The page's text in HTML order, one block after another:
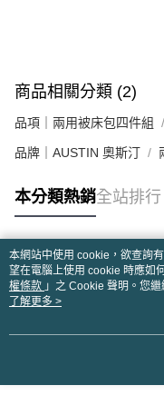
商品相關分類 (2)
品項｜兩用被床包四件組
品牌｜AUSTIN 奧斯汀
本分類熱銷全站排行
熱門標籤
本網站中使用 cookie，欲查詢
望在電腦上使用 cookie 時應如
權條款 」之 Cookie 聲明。您
用條款之 Cookie 聲明使用
了解更多 >